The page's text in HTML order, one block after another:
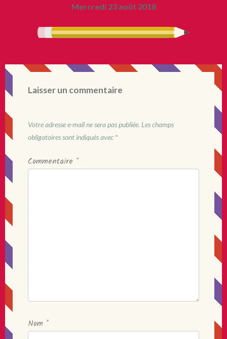
Mercredi 23 août 2018
Laisser un commentaire
Votre adresse e-mail ne sera pas publiée. Les champs
obligatoires sont indiqués avec *
Commentaire *
Nom *